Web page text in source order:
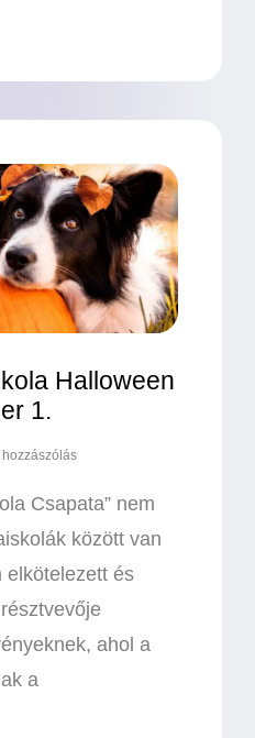
Halloween
1.
hozzászólás
Csapata” nem
között van
elkötelezett és
ahol a
a